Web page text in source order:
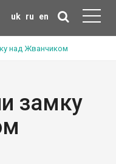
uk ru en
над Жванчиком
замку